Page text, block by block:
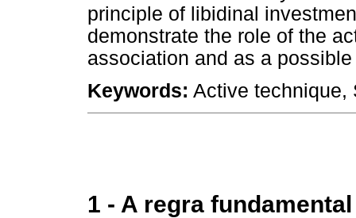
principle of libidinal
demonstrate the role of the
association and as a
Keywords: Active technique,
1 - A regra fundamental